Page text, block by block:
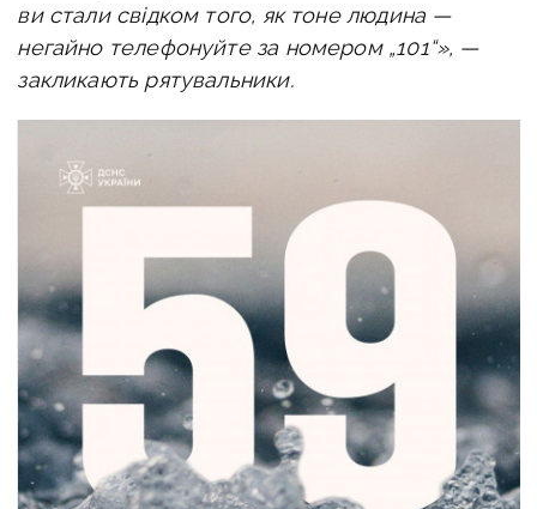
ви стали свідком того, як тоне людина —
негайно телефонуйте за номером „101“», —
закликають рятувальники.